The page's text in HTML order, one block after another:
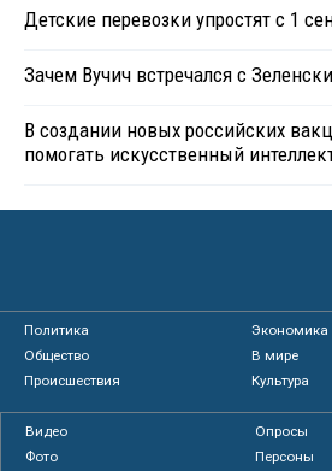
Детские перевозки упростят с 1
Зачем Вучич встречался с
В создании новых российских
помогать искусственный
Политика
Экономика
Общество
В мире
Происшествия
Культура
Видео
Опросы
Фото
Персоны